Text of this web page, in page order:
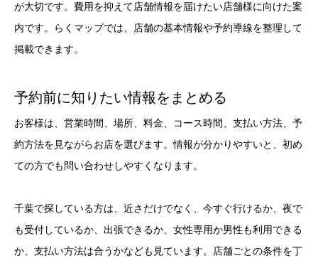
が大切です。費用を抑えて店舗情報を届けたい店舗様に向けた案
内です。らくマップでは、店舗の基本情報や予約導線を整理して
掲載できます。
予約前に知りたい情報をまとめる
お客様は、営業時間、場所、料金、コース時間、支払い方法、予
約方法を見ながらお店を選びます。情報が分かりやすいと、初め
ての方でも問い合わせしやすくなります。
千葉で探している方は、近さだけでなく、今すぐ行けるか、夜で
も受付しているか、出張できるか、女性専用か男性も利用できる
か、支払い方法は合うかなども見ています。店舗ごとの条件を丁